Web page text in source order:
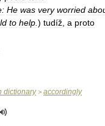
He was very worried
to help ) tudíž a proto
dictionary> accordingly